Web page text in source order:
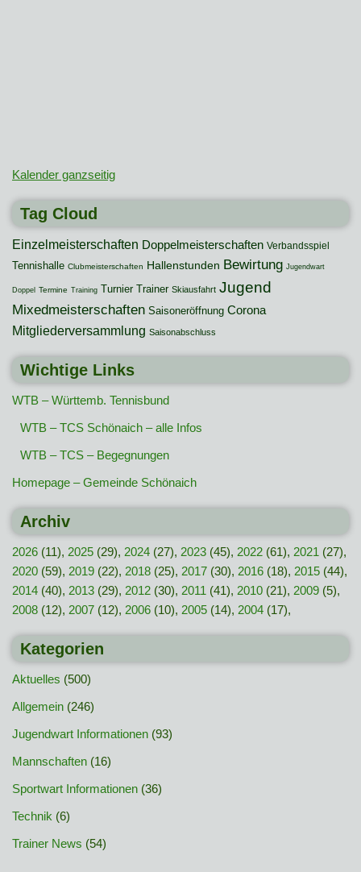
Kalender ganzseitig
Tag Cloud
Einzelmeisterschaften Doppelmeisterschaften Verbandsspiel
Tennishalle Clubmeisterschaften Hallenstunden Bewirtung Jugendwart
Doppel Termine Training Turnier Trainer Skiausfahrt Jugend
Mixedmeisterschaften Saisoneröffnung Corona
Mitgliederversammlung Saisonabschluss
Wichtige Links
WTB – Württemb. Tennisbund
WTB – TCS Schönaich – alle Infos
WTB – TCS – Begegnungen
Homepage – Gemeinde Schönaich
Archiv
2026 (11), 2025 (29), 2024 (27), 2023 (45), 2022 (61), 2021 (27),
2020 (59), 2019 (22), 2018 (25), 2017 (30), 2016 (18), 2015 (44),
2014 (40), 2013 (29), 2012 (30), 2011 (41), 2010 (21), 2009 (5),
2008 (12), 2007 (12), 2006 (10), 2005 (14), 2004 (17),
Kategorien
Aktuelles (500)
Allgemein (246)
Jugendwart Informationen (93)
Mannschaften (16)
Sportwart Informationen (36)
Technik (6)
Trainer News (54)